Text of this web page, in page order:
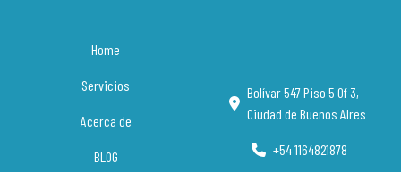
Home
Servicios
Acerca de
BLOG
Bolívar 547 Piso 5 Of 3,
Ciudad de Buenos AIres
+54 1164821878